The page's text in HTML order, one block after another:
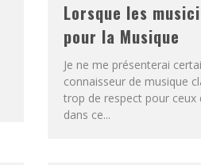
Lorsque les
pour la Musique
Je ne me présenterai
connaisseur de musique
trop de respect pour ceux
dans ce...